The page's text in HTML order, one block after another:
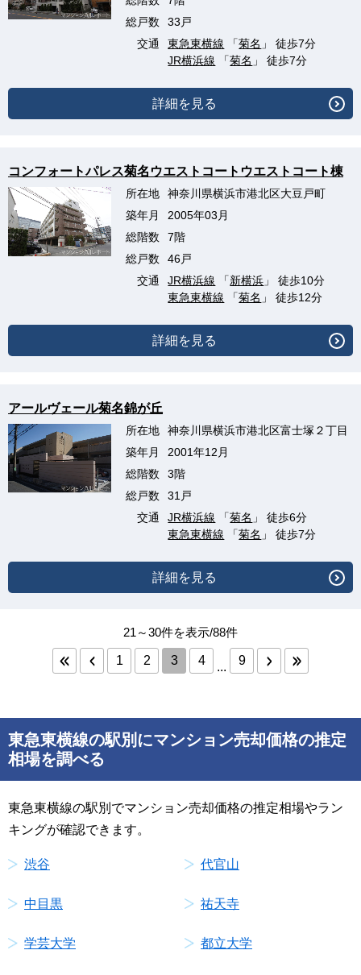
総戸数
33戸
交通
東急東横線 「菊名 」 徒歩7分
JR横浜線 「菊名 」 徒歩7分
詳細を見る
コンフォートパレス菊名ウエストコートウエストコート棟
所在地
神奈川県横浜市港北区大豆戸町
築年月
2005年03月
総階数
7階
総戸数
46戸
交通
JR横浜線 「新横浜 」 徒歩10分
東急東横線 「菊名 」 徒歩12分
詳細を見る
アールヴェール菊名錦が丘
所在地
神奈川県横浜市港北区富士塚２丁目
築年月
2001年12月
総階数
3階
総戸数
31戸
交通
JR横浜線 「菊名 」 徒歩6分
東急東横線 「菊名 」 徒歩7分
詳細を見る
21～30件を表示/88件
1 2 3 4 ... 9
東急東横線の駅別にマンション売却価格の推定
相場を調べる
東急東横線の駅別でマンション売却価格の推定相場やラン
キングが確認できます。
渋谷 代官山
中目黒 祐天寺
学芸大学 都立大学